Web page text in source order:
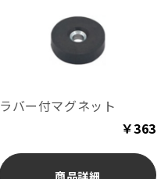
ラバー付マグネット
￥363
商品詳細